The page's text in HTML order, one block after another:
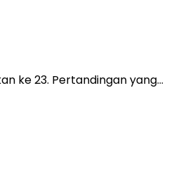
ke 23. Pertandingan yang…